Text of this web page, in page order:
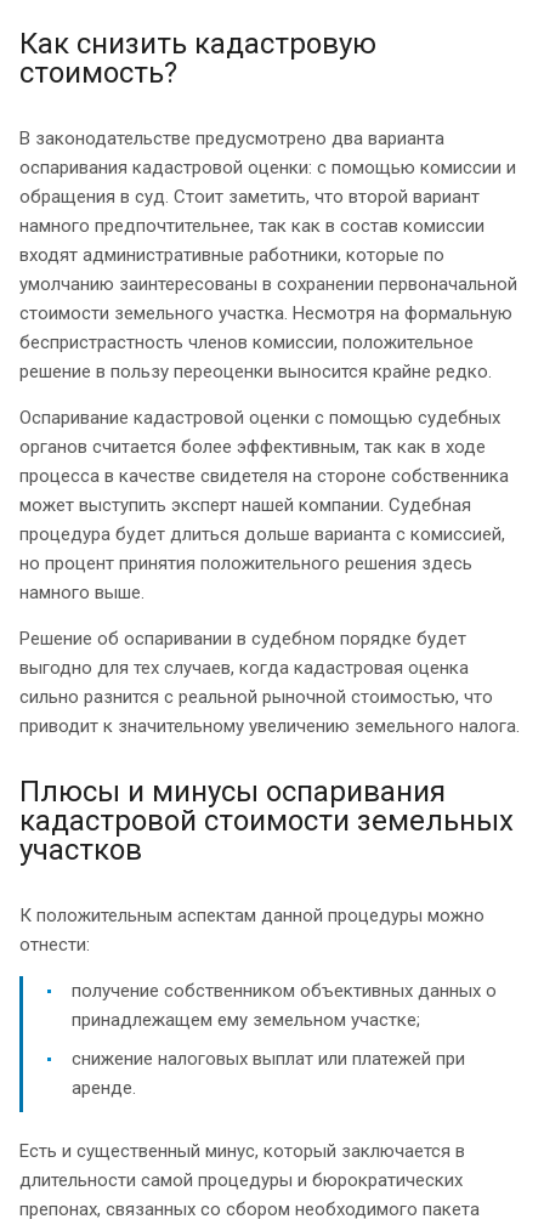
Как снизить кадастровую
стоимость?
В законодательстве предусмотрено два варианта
оспаривания кадастровой оценки: с помощью комиссии и
обращения в суд. Стоит заметить, что второй вариант
намного предпочтительнее, так как в состав комиссии
входят административные работники, которые по
умолчанию заинтересованы в сохранении первоначальной
стоимости земельного участка. Несмотря на формальную
беспристрастность членов комиссии, положительное
решение в пользу переоценки выносится крайне редко.
Оспаривание кадастровой оценки с помощью судебных
органов считается более эффективным, так как в ходе
процесса в качестве свидетеля на стороне собственника
может выступить эксперт нашей компании. Судебная
процедура будет длиться дольше варианта с комиссией,
но процент принятия положительного решения здесь
намного выше.
Решение об оспаривании в судебном порядке будет
выгодно для тех случаев, когда кадастровая оценка
сильно разнится с реальной рыночной стоимостью, что
приводит к значительному увеличению земельного налога.
Плюсы и минусы оспаривания
кадастровой стоимости земельных
участков
К положительным аспектам данной процедуры можно
отнести:
получение собственником объективных данных о
принадлежащем ему земельном участке;
снижение налоговых выплат или платежей при
аренде.
Есть и существенный минус, который заключается в
длительности самой процедуры и бюрократических
препонах, связанных со сбором необходимого пакета